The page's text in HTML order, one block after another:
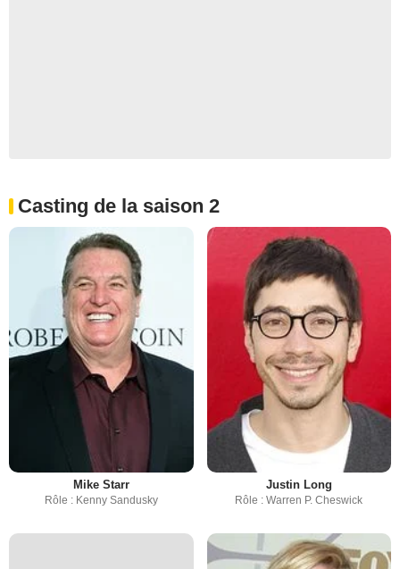
Casting de la saison 2
Mike Starr
Rôle : Kenny Sandusky
Justin Long
Rôle : Warren P. Cheswick